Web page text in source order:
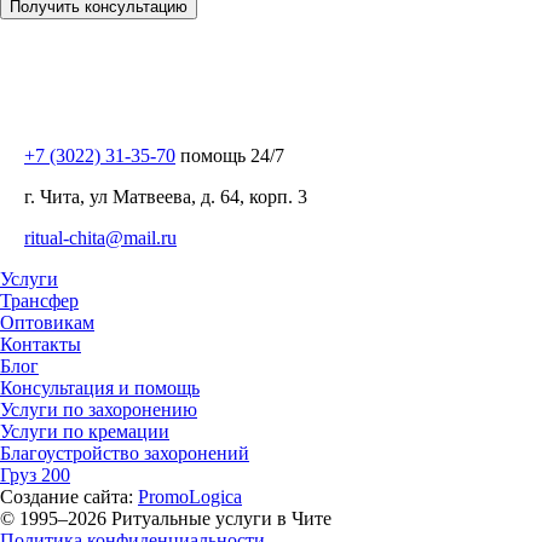
Получить консультацию
+7 (3022) 31-35-70 помощь 24/7
г. Чита, ул Матвеева, д. 64, корп. 3
ritual-chita@mail.ru
Услуги
Трансфер
Оптовикам
Контакты
Блог
Консультация и помощь
Услуги по захоронению
Услуги по кремации
Благоустройство захоронений
Груз 200
Создание сайта: PromoLogica
© 1995–2026 Ритуальные услуги в Чите